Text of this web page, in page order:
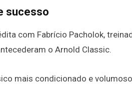
sucesso
com Fabrício Pacholok,
o Arnold Classic.
mais condicionado e